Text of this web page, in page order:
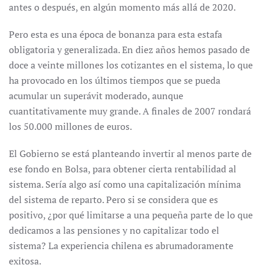
antes o después, en algún momento más allá de 2020.
Pero esta es una época de bonanza para esta estafa
obligatoria y generalizada. En diez años hemos pasado de
doce a veinte millones los cotizantes en el sistema, lo que
ha provocado en los últimos tiempos que se pueda
acumular un superávit moderado, aunque
cuantitativamente muy grande. A finales de 2007 rondará
los 50.000 millones de euros.
El Gobierno se está planteando invertir al menos parte de
ese fondo en Bolsa, para obtener cierta rentabilidad al
sistema. Sería algo así como una capitalización mínima
del sistema de reparto. Pero si se considera que es
positivo, ¿por qué limitarse a una pequeña parte de lo que
dedicamos a las pensiones y no capitalizar todo el
sistema? La experiencia chilena es abrumadoramente
exitosa.